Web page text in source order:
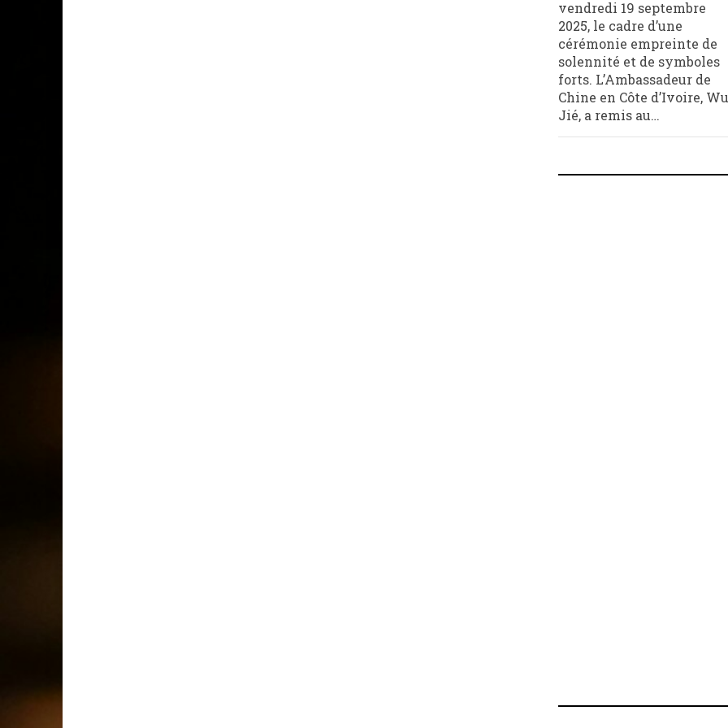
vendredi 19 septembre
2025, le cadre d’une
cérémonie empreinte de
solennité et de symboles
forts. L’Ambassadeur de
Chine en Côte d’Ivoire, Wu
Jié, a remis au…